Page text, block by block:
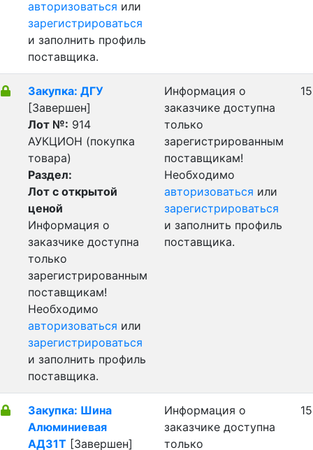
авторизоваться или
зарегистрироваться
и заполнить профиль
поставщика.
Закупка: ДГУ
[Завершен]
Лот №: 914
АУКЦИОН (покупка
товара)
Раздел:
Лот с открытой
ценой
Информация о
заказчике доступна
только
зарегистрированным
поставщикам!
Необходимо
авторизоваться или
зарегистрироваться
и заполнить профиль
поставщика.
Информация о
заказчике доступна
только
зарегистрированным
поставщикам!
Необходимо
авторизоваться или
зарегистрироваться
и заполнить профиль
поставщика.
Закупка: Шина
Алюминиевая
АД31Т [Завершен]
Информация о
заказчике доступна
только